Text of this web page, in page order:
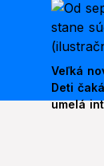
Veľká
Deti
umelá